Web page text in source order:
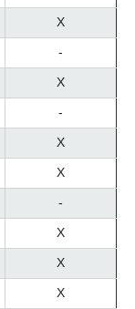
X
-
X
-
X
X
-
X
X
X